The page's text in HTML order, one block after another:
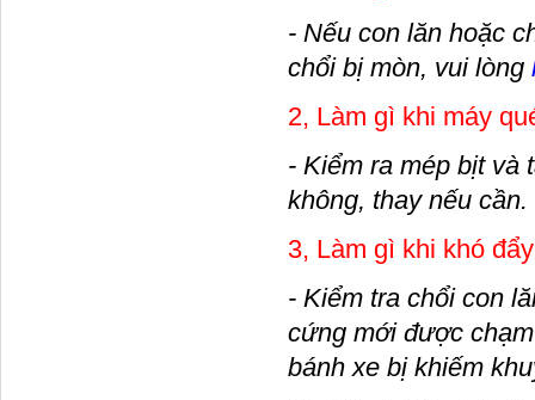
- Nếu con lăn hoặc
chổi bị mòn, vui lòng
2, Làm gì khi máy
- Kiểm ra mép bịt và
không, thay nếu cần.
3, Làm gì khi khó
- Kiểm tra chổi con
cứng mới được
bánh xe bị khiếm